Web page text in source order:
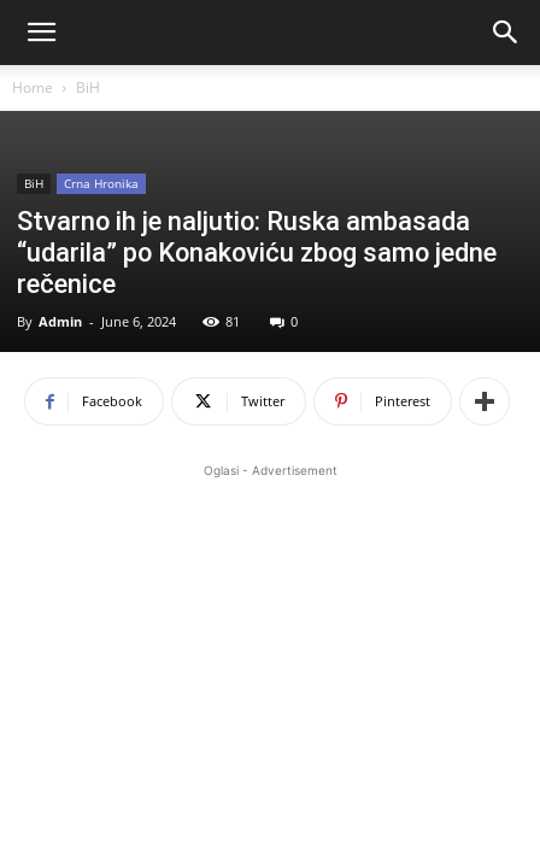
Home BiH
BiH Crna Hronika
Stvarno ih je naljutio: Ruska ambasada
“udarila” po Konakoviću zbog samo jedne
rečenice
By Admin - June 6, 2024 81 0
Facebook Twitter Pinterest
Oglasi - Advertisement